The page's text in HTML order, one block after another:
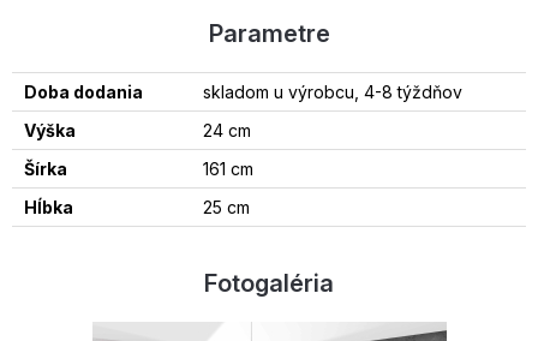
Parametre
Doba dodania
skladom u výrobcu, 4-8 týždňov
Výška
24 cm
Šírka
161 cm
Hĺbka
25 cm
Fotogaléria